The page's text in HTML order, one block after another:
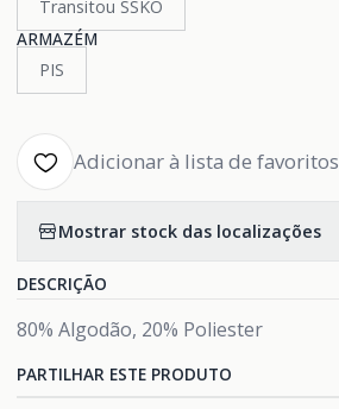
Transitou SSKO
ARMAZÉM
PIS
Adicionar à lista de favoritos
Mostrar stock das localizações
DESCRIÇÃO
80% Algodão, 20% Poliester
PARTILHAR ESTE PRODUTO